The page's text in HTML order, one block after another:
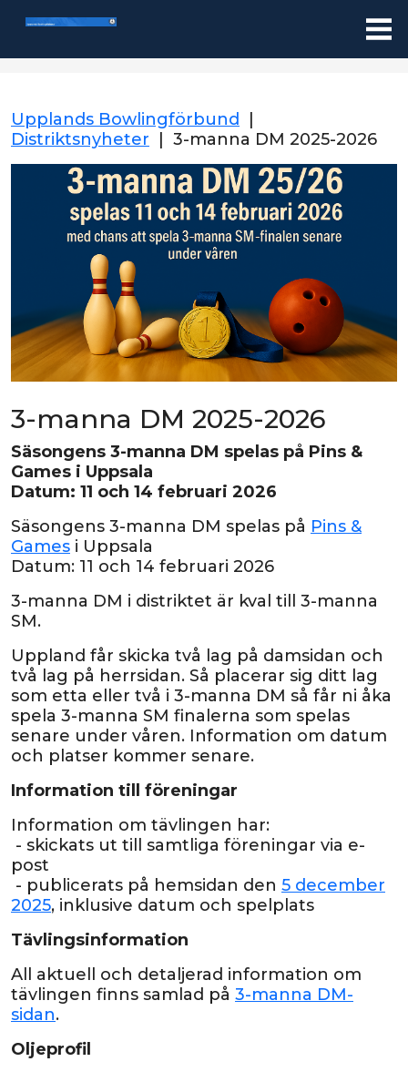
Upplands Bowlingförbund
Distriktsnyheter
3-manna DM 2025-2026
3-manna DM 2025-2026
Säsongens 3-manna DM spelas på Pins &
Games i Uppsala
Datum: 11 och 14 februari 2026
Säsongens 3-manna DM spelas på Pins &
Games i Uppsala
Datum: 11 och 14 februari 2026
3-manna DM i distriktet är kval till 3-manna
SM.
Uppland får skicka två lag på damsidan och
två lag på herrsidan. Så placerar sig ditt lag
som etta eller två i 3-manna DM så får ni åka
spela 3-manna SM finalerna som spelas
senare under våren. Information om datum
och platser kommer senare.
Information till föreningar
Information om tävlingen har:
- skickats ut till samtliga föreningar via e-
post
- publicerats på hemsidan den 5 december
2025, inklusive datum och spelplats
Tävlingsinformation
All aktuell och detaljerad information om
tävlingen finns samlad på 3-manna DM-
sidan.
Oljeprofil